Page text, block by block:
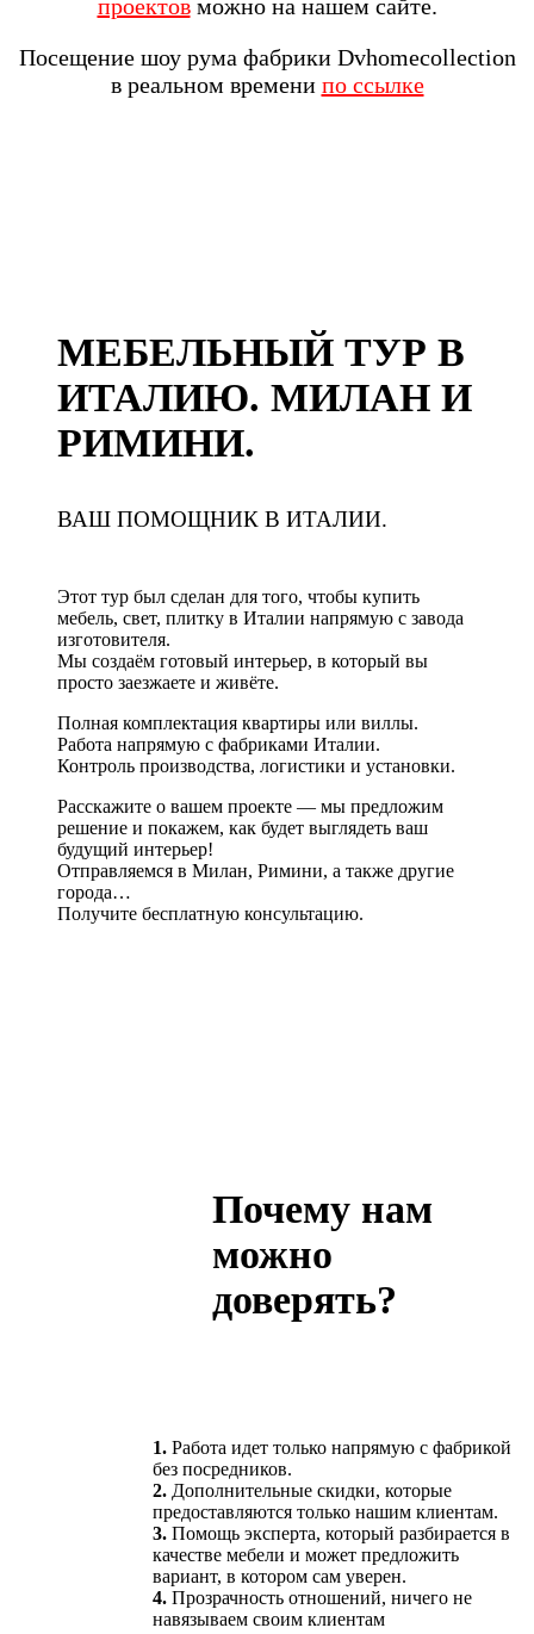
проектовможно на нашем сайте.
Посещение шоу рума фабрики Dvhomecollection
в реальном времени по ссылке
МЕБЕЛЬНЫЙ ТУР В
ИТАЛИЮ. МИЛАН И
РИМИНИ.
ВАШ ПОМОЩНИК В ИТАЛИИ.
Этот тур был сделан для того, чтобы купить
мебель, свет, плитку в Италии напрямую с завода
изготовителя.
Мы создаём готовый интерьер, в который вы
просто заезжаете и живёте.
Полная комплектация квартиры или виллы.
Работа напрямую с фабриками Италии.
Контроль производства, логистики и установки.
Расскажите о вашем проекте — мы предложим
решение и покажем, как будет выглядеть ваш
будущий интерьер!
Отправляемся в Милан, Римини, а также другие
города…
Получите бесплатную консультацию.
Почему нам
можно
доверять?
1. Работа идет только напрямую с фабрикой
без посредников.
2. Дополнительные скидки, которые
предоставляются только нашим клиентам.
3. Помощь эксперта, который разбирается в
качестве мебели и может предложить
вариант, в котором сам уверен.
4. Прозрачность отношений, ничего не
навязываем своим клиентам